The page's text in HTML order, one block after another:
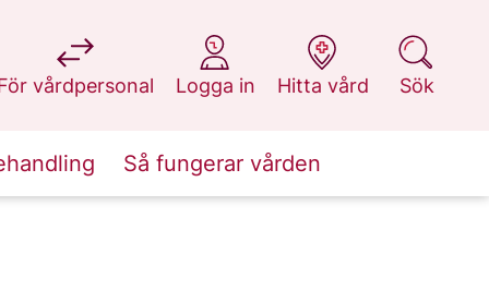
vårdpersonal
på 1177.se
Logga in
på 1177.se
Hitta vård
på 1177.se
Sök
på 1177.se
Så fungerar vården